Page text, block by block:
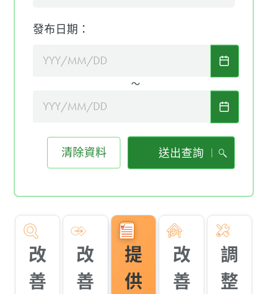
發布日期：
～
清除資料 送出查詢
改
善
改
善
提
供
改
善
調
整